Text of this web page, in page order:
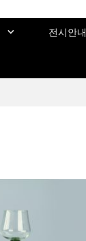
전시안내